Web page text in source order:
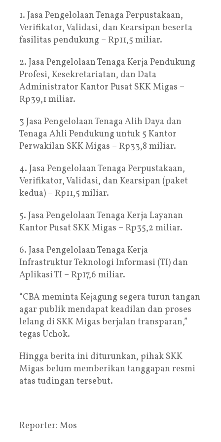
1. Jasa Pengelolaan Tenaga Perpustakaan,
Verifikator, Validasi, dan Kearsipan beserta
fasilitas pendukung – Rp11,5 miliar.
2. Jasa Pengelolaan Tenaga Kerja Pendukung
Profesi, Kesekretariatan, dan Data
Administrator Kantor Pusat SKK Migas –
Rp39,1 miliar.
3 Jasa Pengelolaan Tenaga Alih Daya dan
Tenaga Ahli Pendukung untuk 5 Kantor
Perwakilan SKK Migas – Rp33,8 miliar.
4. Jasa Pengelolaan Tenaga Perpustakaan,
Verifikator, Validasi, dan Kearsipan (paket
kedua) – Rp11,5 miliar.
5. Jasa Pengelolaan Tenaga Kerja Layanan
Kantor Pusat SKK Migas – Rp35,2 miliar.
6. Jasa Pengelolaan Tenaga Kerja
Infrastruktur Teknologi Informasi (TI) dan
Aplikasi TI – Rp17,6 miliar.
“CBA meminta Kejagung segera turun tangan
agar publik mendapat keadilan dan proses
lelang di SKK Migas berjalan transparan,”
tegas Uchok.
Hingga berita ini diturunkan, pihak SKK
Migas belum memberikan tanggapan resmi
atas tudingan tersebut.
Reporter: Mos